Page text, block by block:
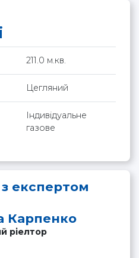
211.0 м.кв.
Цегляний
Індивідуальне
газове
експертом
Карпенко
ріелтор